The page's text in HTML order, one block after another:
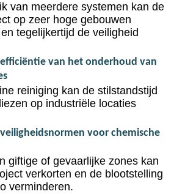
van meerdere systemen kan de
op zeer hoge gebouwen
tegelijkertijd de veiligheid
van het onderhoud van
reiniging kan de stilstandstijd
op industriële locaties
voor chemische
giftige of gevaarlijke zones kan
verkorten en de blootstelling
verminderen.